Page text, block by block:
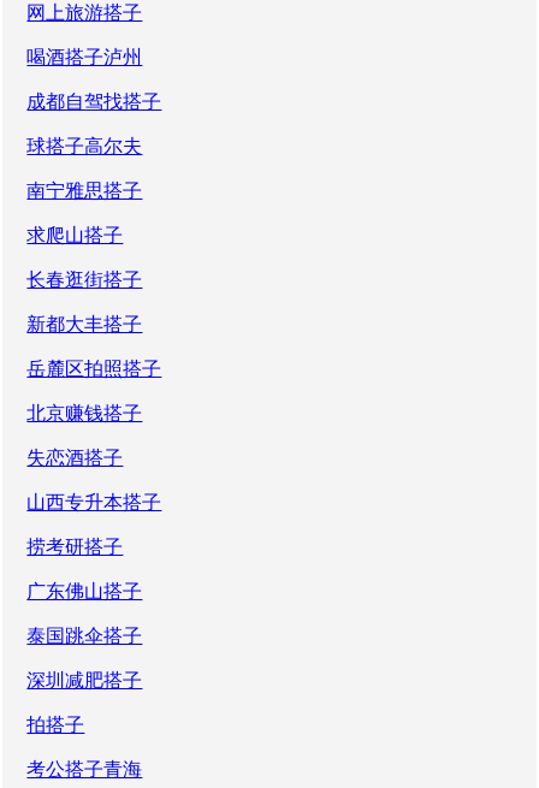
网上旅游搭子
喝酒搭子泸州
成都自驾找搭子
球搭子高尔夫
南宁雅思搭子
求爬山搭子
长春逛街搭子
新都大丰搭子
岳麓区拍照搭子
北京赚钱搭子
失恋酒搭子
山西专升本搭子
捞考研搭子
广东佛山搭子
泰国跳伞搭子
深圳减肥搭子
拍搭子
考公搭子青海